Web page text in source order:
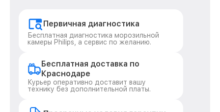
Первичная диагностика
Бесплатная диагностика морозильной
камеры Philips, а сервис по желанию.
Бесплатная доставка по
Краснодаре
Курьер оперативно доставит вашу
технику без дополнительной платы.